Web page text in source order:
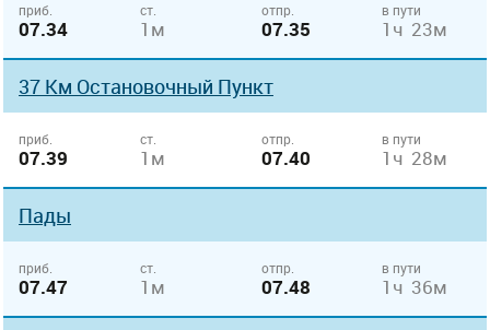
приб.
07.34
ст.
1м
отпр.
07.35
в пути
1ч 23м
37 Км Остановочный Пункт
приб.
07.39
ст.
1м
отпр.
07.40
в пути
1ч 28м
Пады
приб.
07.47
ст.
1м
отпр.
07.48
в пути
1ч 36м